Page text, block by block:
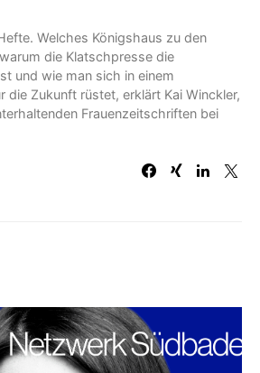
Welches Königshaus zu den
die Klatschpresse die
und wie man sich in einem
die Zukunft rüstet, erklärt Kai Winckler,
Frauenzeitschriften bei